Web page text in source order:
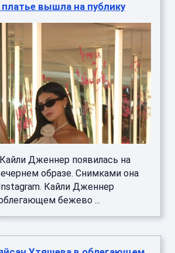
вышла на публику
Дженнер появилась на
образе. Снимками она
Кайли Дженнер
бежево ...